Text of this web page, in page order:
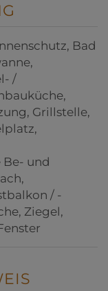
Bad
/
Grillstelle
Be- und
/ -
Ziegel